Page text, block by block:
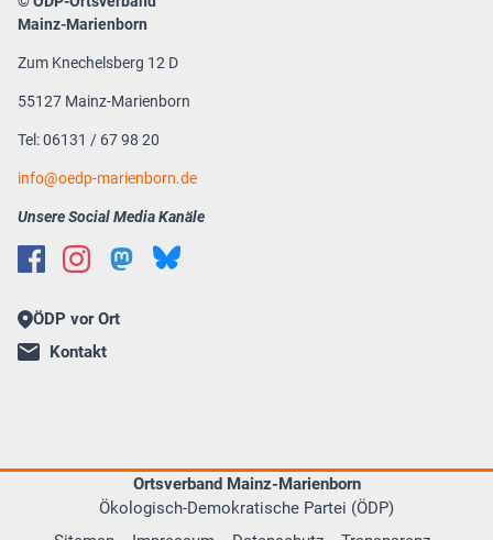
Mainz-Marienborn
Zum Knechelsberg 12 D
55127 Mainz-Marienborn
Tel: 06131 / 67 98 20
info@oedp-marienborn.de
Unsere Social Media Kanäle
ÖDP vor Ort
Kontakt
Ortsverband Mainz-Marienborn
Ökologisch-Demokratische Partei (ÖDP)